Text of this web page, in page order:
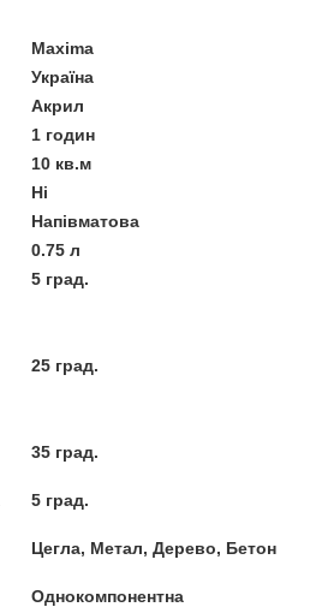
Maxima
Україна
Акрил
1 годин
10 кв.м
Ні
Напівматова
0.75 л
5 град.
25 град.
35 град.
5 град.
Цегла, Метал, Дерево, Бетон
Однокомпонентна